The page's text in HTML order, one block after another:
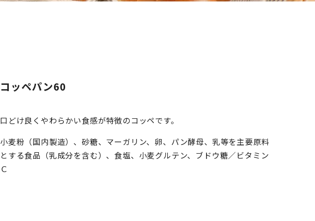
コッペパン60
口どけ良くやわらかい食感が特徴のコッペです。
小麦粉（国内製造）、砂糖、マーガリン、卵、パン酵母、乳等を主要原料
とする食品（乳成分を含む）、食塩、小麦グルテン、ブドウ糖／ビタミン
Ｃ